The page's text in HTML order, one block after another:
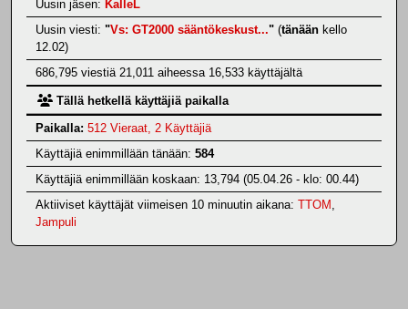
Uusin jäsen: KalleL
Uusin viesti: "Vs: GT2000 sääntökeskust..." (tänään kello
12.02)
686,795 viestiä 21,011 aiheessa 16,533 käyttäjältä
Tällä hetkellä käyttäjiä paikalla
Paikalla: 512 Vieraat, 2 Käyttäjiä
Käyttäjiä enimmillään tänään: 584
Käyttäjiä enimmillään koskaan: 13,794 (05.04.26 - klo: 00.44)
Aktiiviset käyttäjät viimeisen 10 minuutin aikana: TTOM ,
Jampuli